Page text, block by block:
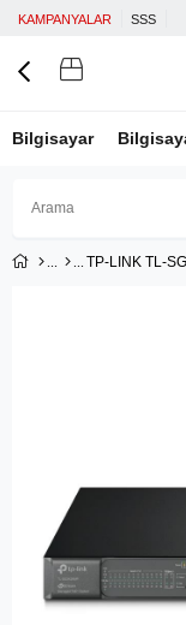
KAMPANYALAR SSS
Bilgisayar